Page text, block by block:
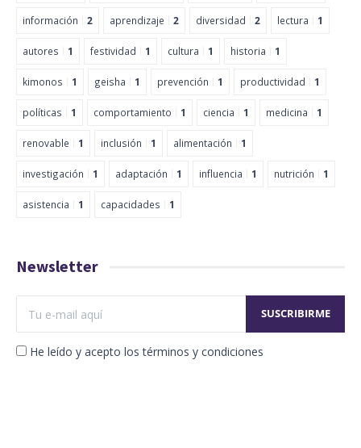
información 2 aprendizaje 2 diversidad 2 lectura 1
autores 1 festividad 1 cultura 1 historia 1
kimonos 1 geisha 1 prevención 1 productividad 1
políticas 1 comportamiento 1 ciencia 1 medicina 1
renovable 1 inclusión 1 alimentación 1
investigación 1 adaptación 1 influencia 1 nutrición 1
asistencia 1 capacidades 1
Newsletter
He leído y acepto los términos y condiciones